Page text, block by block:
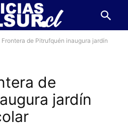
Frontera de Pitrufquén inaugura jardín
de
jardín